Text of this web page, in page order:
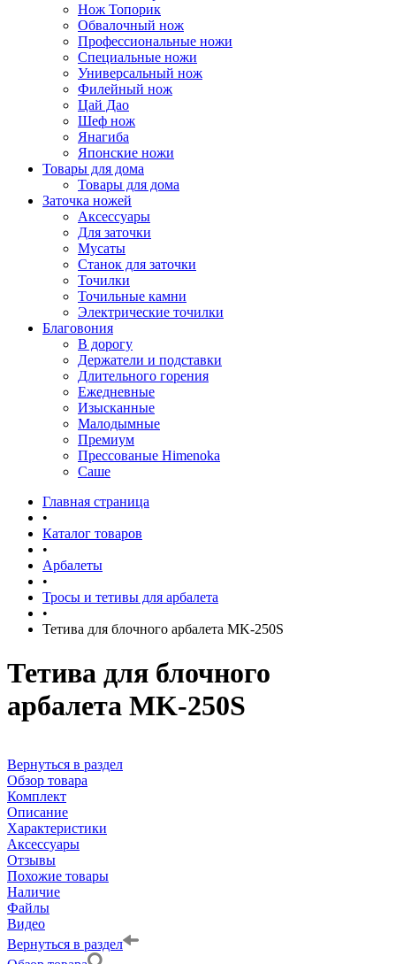
Нож Топорик
Обвалочный нож
Профессиональные ножи
Специальные ножи
Универсальный нож
Филейный нож
Цай Дао
Шеф нож
Янагиба
Японские ножи
Товары для дома
Товары для дома
Заточка ножей
Аксессуары
Для заточки
Мусаты
Станок для заточки
Точилки
Точильные камни
Электрические точилки
Благовония
В дорогу
Держатели и подставки
Длительного горения
Ежедневные
Изысканные
Малодымные
Премиум
Прессованые Himenoka
Саше
Главная страница
•
Каталог товаров
•
Арбалеты
•
Тросы и тетивы для арбалета
•
Тетива для блочного арбалета MK-250S
Тетива для блочного
арбалета MK-250S
Вернуться в раздел
Обзор товара
Комплект
Описание
Характеристики
Аксессуары
Отзывы
Похожие товары
Наличие
Файлы
Видео
Вернуться в раздел